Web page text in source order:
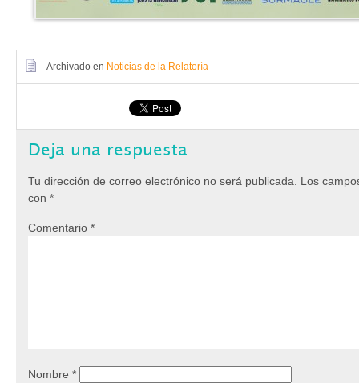
Archivado en Noticias de la Relatoría
Deja una respuesta
Tu dirección de correo electrónico no será publicada.
Los
con *
Comentario *
Nombre *